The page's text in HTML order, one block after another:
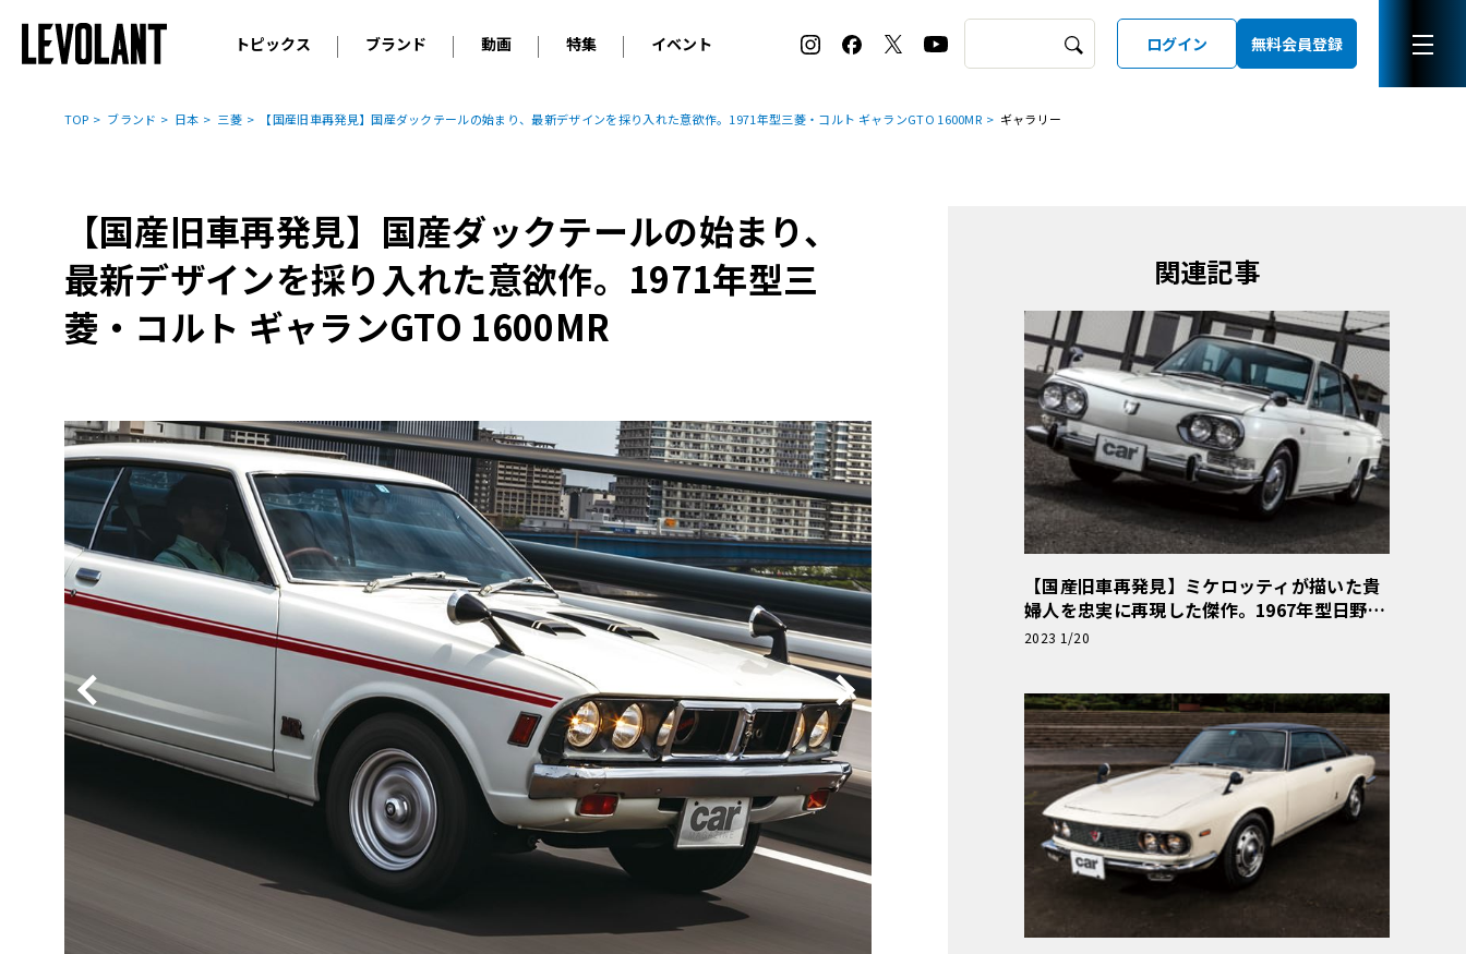
トピックス
ニュース
コラム
ブランド
輸入車 アウディ BMW
アルピナ
プジョー
ルノー
アバルト
アルファ・ロメオ
ランボルギーニ
マセラティ
アストン・マーティン
ベントレー
ケータハム
ボルボ
キャデラック
シボレー
ジープ
テスラ
ヒョンデ
BYD
その他
国産車 レクサス トヨタ
日産
ホンダ
スバル
マツダ
三菱
光岡
その他
動画
オリジナル動画
特集
2026 サマータイヤ＆ホイール バイヤーズガイド
ホイールカタログ
タイヤ特集
イベント
ル・ボラン カーズ・ミート2026横浜
EV:LIFE KOBE 2025
ル・ボラン カーズ・ミート2025横浜
ログイン 無料会員登録
TOP ブランド 日本 三菱 【国産旧車再発見】国産ダックテールの始まり、最新デザインを採り入れた意欲作。1971年型三菱・コルト ギャランGTO 1600MR ギャラリー
【国産旧車再発見】国産ダックテールの始まり、
最新デザインを採り入れた意欲作。1971年型三
菱・コルト ギャランGTO 1600MR
関連記事
【国産旧車再発見】ミケロッティが描いた貴
婦人を忠実に再現した傑作。1967年型日野コ
ンテッサ1300クーペ
2023 1/20